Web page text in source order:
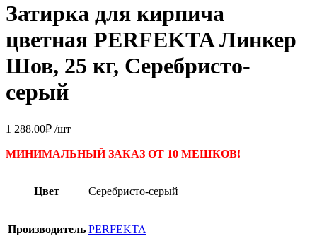
Затирка для кирпича
цветная PERFEKTA Линкер
Шов, 25 кг, Серебристо-
серый
1 288.00₽ /шт
МИНИМАЛЬНЫЙ ЗАКАЗ ОТ 10 МЕШКОВ!
Цвет Серебристо-серый
Производитель PERFEKTA